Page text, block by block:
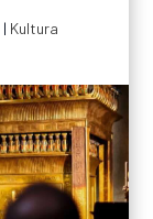
| Kultura